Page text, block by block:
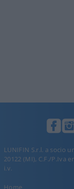
LUNIFIN S.r.l. a socio
20122 (MI), C.F./P.Iva
i.v.
Home